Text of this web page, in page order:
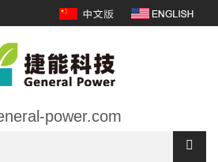
power.com